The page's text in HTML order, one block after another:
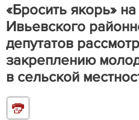
«Бросить якорь»
Ивьевского
депутатов
закреплению
в сельской